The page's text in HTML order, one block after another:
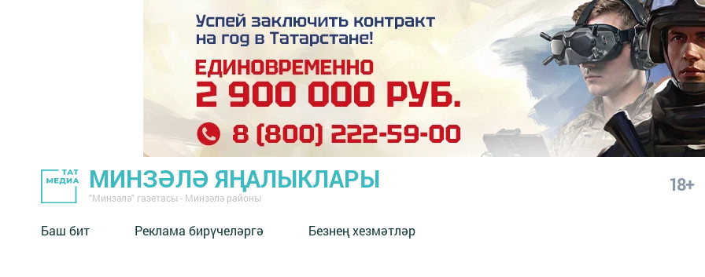
МИНЗӘЛӘ ЯҢАЛЫКЛАРЫ
"Минзәлә" газетасы - Минзәлә районы
18+
Баш бит Реклама бирүчеләргә Безнең хезмәтләр